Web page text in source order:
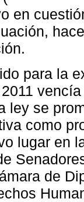
en
para la
ley se
como
lugar en
de